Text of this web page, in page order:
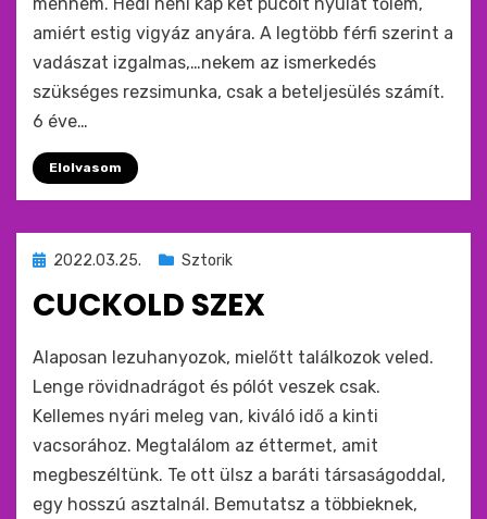
amiért estig vigyáz anyára. A legtöbb férfi szerint a
vadászat izgalmas,…nekem az ismerkedés
szükséges rezsimunka, csak a beteljesülés számít.
6 éve…
Elolvasom
Beküldve
:
2022.03.25. Sztorik
CUCKOLD SZEX
monkey
Alaposan lezuhanyozok, mielőtt találkozok veled.
Lenge rövidnadrágot és pólót veszek csak.
Kellemes nyári meleg van, kiváló idő a kinti
vacsorához. Megtalálom az éttermet, amit
megbeszéltünk. Te ott ülsz a baráti társaságoddal,
egy hosszú asztalnál. Bemutatsz a többieknek,